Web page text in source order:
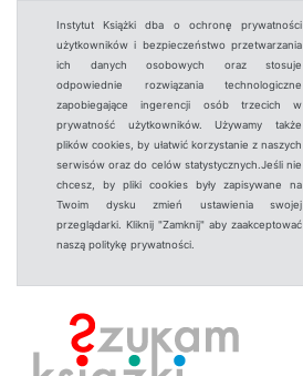
Instytut Książki dba o ochronę prywatności
użytkowników i bezpieczeństwo przetwarzania
ich danych osobowych oraz stosuje
odpowiednie rozwiązania technologiczne
zapobiegające ingerencji osób trzecich w
prywatność użytkowników. Używamy także
plików cookies, by ułatwić korzystanie z naszych
serwisów oraz do celów statystycznych.Jeśli nie
chcesz, by pliki cookies były zapisywane na
Twoim dysku zmień ustawienia swojej
przeglądarki. Kliknij "Zamknij" aby zaakceptować
naszą politykę prywatności.